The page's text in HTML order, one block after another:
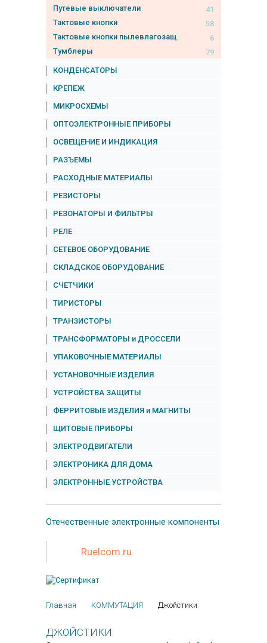
Путевые выключатели
41
Тактовые кнопки
58
Тактовые кнопки пылевлагозащ.
6
Тумблеры
79
КОНДЕНСАТОРЫ
КРЕПЕЖ
МИКРОСХЕМЫ
ОПТОЭЛЕКТРОННЫЕ ПРИБОРЫ
ОСВЕЩЕНИЕ И ИНДИКАЦИЯ
РАЗЪЕМЫ
РАСХОДНЫЕ МАТЕРИАЛЫ
РЕЗИСТОРЫ
РЕЗОНАТОРЫ И ФИЛЬТРЫ
РЕЛЕ
СЕТЕВОЕ ОБОРУДОВАНИЕ
СКЛАДСКОЕ ОБОРУДОВАНИЕ
СЧЕТЧИКИ
ТИРИСТОРЫ
ТРАНЗИСТОРЫ
ТРАНСФОРМАТОРЫ и ДРОССЕЛИ
УПАКОВОЧНЫЕ МАТЕРИАЛЫ
УСТАНОВОЧНЫЕ ИЗДЕЛИЯ
УСТРОЙСТВА ЗАЩИТЫ
ФЕРРИТОВЫЕ ИЗДЕЛИЯ и МАГНИТЫ
ЩИТОВЫЕ ПРИБОРЫ
ЭЛЕКТРОДВИГАТЕЛИ
ЭЛЕКТРОНИКА ДЛЯ ДОМА
ЭЛЕКТРОННЫЕ УСТРОЙСТВА
Отечественные электронные компоненты
Ruelcom.ru
Главная КОММУТАЦИЯ Джойстики
ДЖОЙСТИКИ